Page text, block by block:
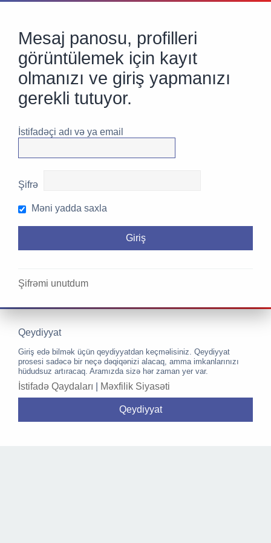
Mesaj panosu, profilleri
görüntülemek için kayıt
olmanızı ve giriş yapmanızı
gerekli tutuyor.
İstifadəçi adı və ya email
Şifrə
Məni yadda saxla
Şifrəmi unutdum
Qeydiyyat
Giriş edə bilmək üçün qeydiyyatdan keçməlisiniz. Qeydiyyat
prosesi sadəcə bir neçə dəqiqənizi alacaq, amma imkanlarınızı
hüdudsuz artıracaq. Aramızda sizə hər zaman yer var.
İstifadə Qaydaları Məxfilik Siyasəti
Qeydiyyat